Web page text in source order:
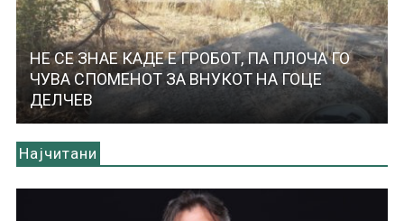
НЕ СЕ ЗНАЕ КАДЕ Е ГРОБОТ, ПА ПЛОЧА ГО
ЧУВА СПОМЕНОТ ЗА ВНУКОТ НА ГОЦЕ
ДЕЛЧЕВ
Најчитани